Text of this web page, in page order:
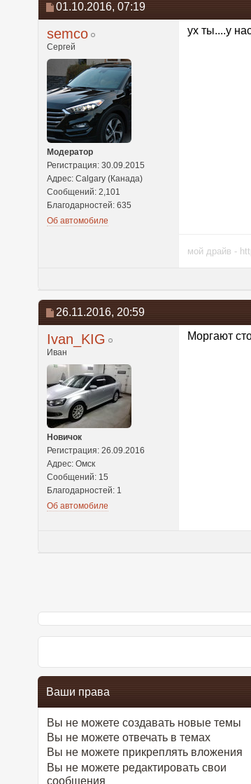
01.10.2016, 07:19
semco
Сергей
Модератор
Регистрация: 30.09.2015
Адрес: Calgary (Канада)
Сообщений: 2,101
Благодарностей: 635
Об автомобиле
ух ты....у
мой драйв -
26.11.2016, 20:59
Ivan_KIG
Иван
Новичок
Регистрация: 26.09.2016
Адрес: Омск
Сообщений: 15
Благодарностей: 1
Об автомобиле
Моргают
Ваши права
Вы не можетесоздавать новые темы
Вы не можетеотвечать в темах
Вы не можетеприкреплять вложения
Вы не можетередактировать свои
сообщения